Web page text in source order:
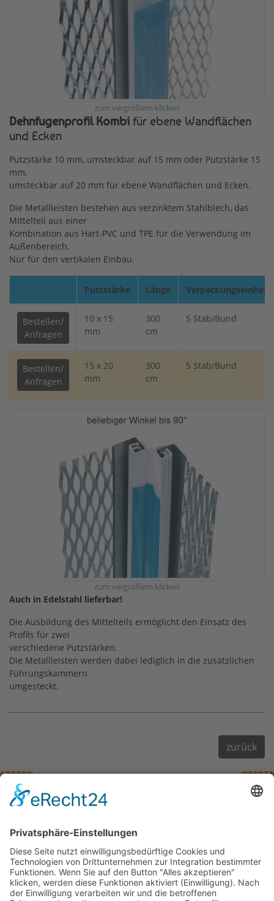
zum vergrößern klicken
Dehnfugenprofil Kombi für ebene Wandflächen
und Ecken
Putzstärke 10 mm, umsteckbar auf 15 mm oder Putzstärke 15
mm,
umsteckbar auf 20 mm für ebene Wandflächen und Ecken.
Die Metallleisten bestehen aus verzinktem Stahlblech, das
Mittelteil aus einer
Kombination aus Hart-PVC und TPE für die Verwendung im
Außenbereich.
Nur für den vertikalen Einbau.
Putzstärke Länge Verpackungseinheit
Bestellen/
Anfragen
10 x 15
mm
300
cm
5 Stab/Bund
Bestellen/
Anfragen
15 x 20
mm
300
cm
5 Stab/Bund
zum vergrößern klicken
Auch in Edelstahl lieferbar!
Die Ausbildung des Mittelteils ermöglicht den Einsatz des
Profils für zwei
verschiedene Putzstärken.
Die Metallleisten werden dabei lediglich in die zusätzlichen
Führungskammern
umgesteckt.
zurück
Kontaktdaten:
Gebr. Stumpp KG
Seestraße 5
73099 Adelberg